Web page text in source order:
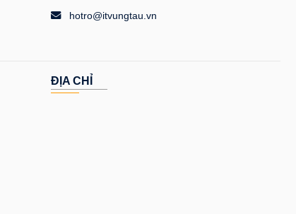
hotro@itvungtau.vn
ĐỊA CHỈ